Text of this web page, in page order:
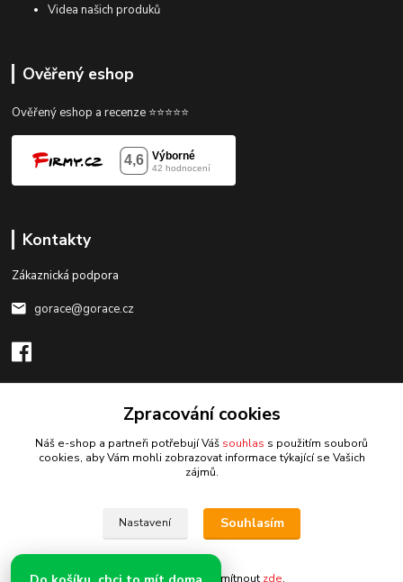
Videa našich produků
Ověřený eshop
Ověřený eshop a recenze ⭐⭐⭐⭐⭐
Kontakty
Zákaznická podpora
gorace@gorace.cz
Upravit sběr cookies.
Eshop-rychle.cz
Zpracování cookies
Náš e-shop a partneři potřebují Váš souhlas s použitím souborů
cookies, aby Vám mohli zobrazovat informace týkající se Vašich
zájmů.
Nastavení Souhlasím
Souhlas můžete odmítnout zde.